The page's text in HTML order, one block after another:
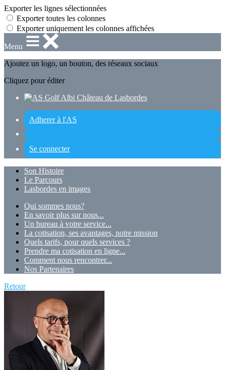
Exporter les lignes sélectionnées
Exporter toutes les colonnes
Exporter uniquement les colonnes affichées
Menu
Ajoutez un logo, un bouton, des réseaux sociaux
Cliquez pour éditer
Adherer à l'AS
Se connecter
Son Histoire
Le Parcours
Lasbordes en images
Qui sommes nous?
En savoir plus sur nous...
Un bureau à votre service...
La cotisation, ses avantages, notre mission
Quels tarifs, pour quels services ?
Prendre ma cotisation en ligne...
Comment nous rencontrer...
Nos Partenaires
Retour